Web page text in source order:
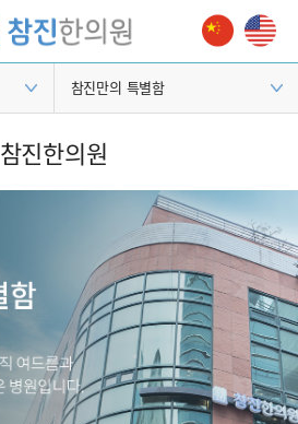
참진만의 특별함
참진한의원